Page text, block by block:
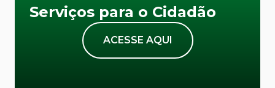
Serviços para o Cidadão
ACESSE AQUI